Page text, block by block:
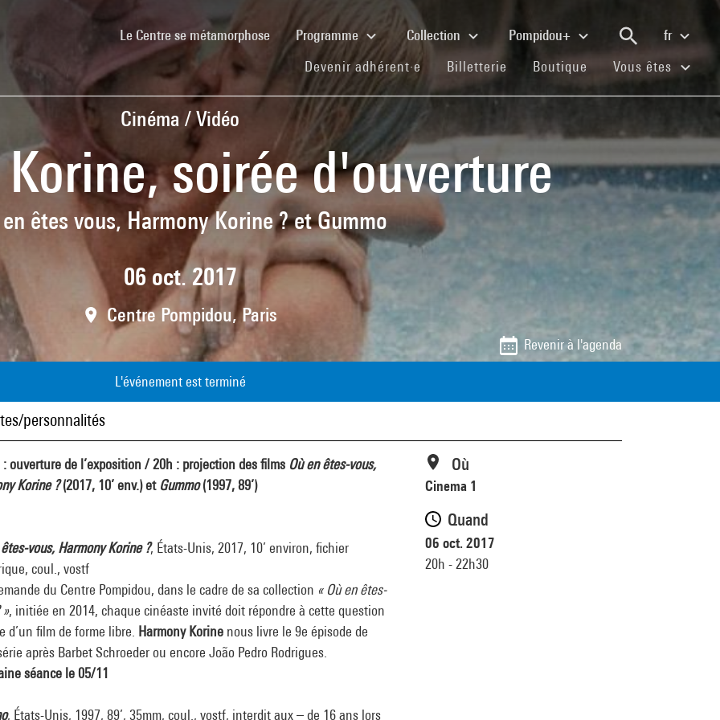
Le Centre se métamorphose(current)Programme Collection Pompidou+
fr
Devenir adhérent·e(current)Billetterie (current)
Boutique (current)
Vous êtes
Cinéma / Vidéo
soirée d'ouverture
êtes vous, Harmony Korine ? et Gummo
06 oct. 2017
Centre Pompidou, Paris
Revenir à l'agenda
L'événement est terminé
personnalités
: ouverture de l’exposition / 20h : projection des films Où en êtes-vous,
Korine ?(2017, 10’ env.) etGummo(1997, 89’)
vous, Harmony Korine ?, États-Unis, 2017, 10’ environ, fichier
coul., vostf
du Centre Pompidou, dans le cadre de sa collection « Où en êtes-
», initiée en 2014, chaque cinéaste invité doit répondre à cette question
d’un film de forme libre. Harmony Korine nous livre le 9e épisode de
après Barbet Schroeder ou encore João Pedro Rodrigues.
séance le 05/11
, États-Unis, 1997, 89’, 35mm, coul., vostf, interdit aux – de 16 ans lors
Où
Cinema 1
Quand
06 oct. 2017
20h - 22h30